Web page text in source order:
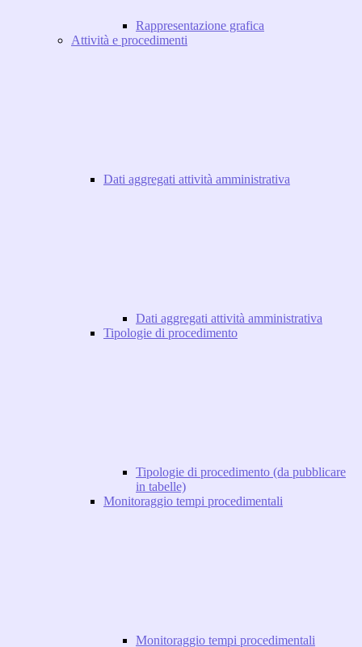
Rappresentazione grafica
Attività e procedimenti
Dati aggregati attività amministrativa
Dati aggregati attività amministrativa
Tipologie di procedimento
Tipologie di procedimento (da pubblicare
in tabelle)
Monitoraggio tempi procedimentali
Monitoraggio tempi procedimentali